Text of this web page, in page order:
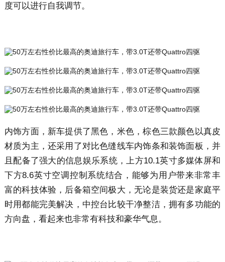
度可以进行自我调节。
内饰方面，新车提供了黑色，米色，棕色三款颜色以真皮
材质为主，还采用了对比色缝线车内饰条和装饰面板，并
且配备了强大的信息娱乐系统，上方10.1英寸多媒体屏和
下方8.6英寸空调控制系统结合，能够为用户带来非常丰
富的科技体验，后备箱空间极大，无论是装货还是家庭平
时用都能完美解决，中控台比较干净整洁，拥有多功能的
方向盘，看起来也非常有科技和豪华气息。